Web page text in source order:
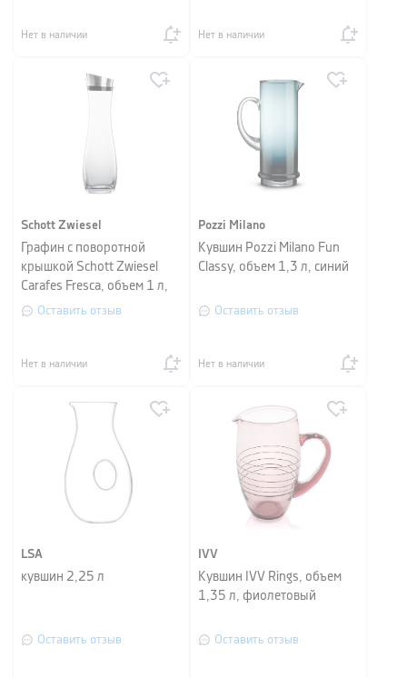
Нет в наличии Нет в наличии
Schott Zwiesel
Графин с поворотной
крышкой Schott Zwiesel
Carafes Fresca, объем 1 л,
прозрачный
Оставить отзыв
Нет в наличии
Pozzi Milano
Кувшин Pozzi Milano Fun
Classy, объем 1,3 л, синий
Оставить отзыв
Нет в наличии
LSA
кувшин 2,25 л
Оставить отзыв
IVV
Кувшин IVV Rings, объем
1,35 л, фиолетовый
Оставить отзыв